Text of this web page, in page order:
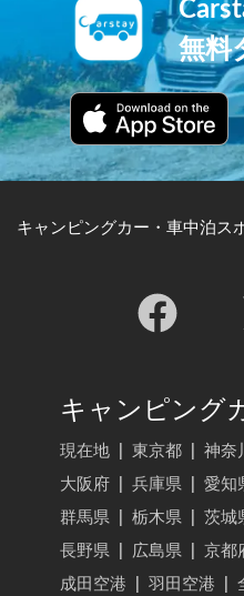
無料
キャンピングカー・車中泊ス
キャンピング
現在地 東京都 神奈
大阪府
兵庫県 愛知
群馬県
栃木県 茨城
長野県
広島県 京都
成田空港
羽田空港